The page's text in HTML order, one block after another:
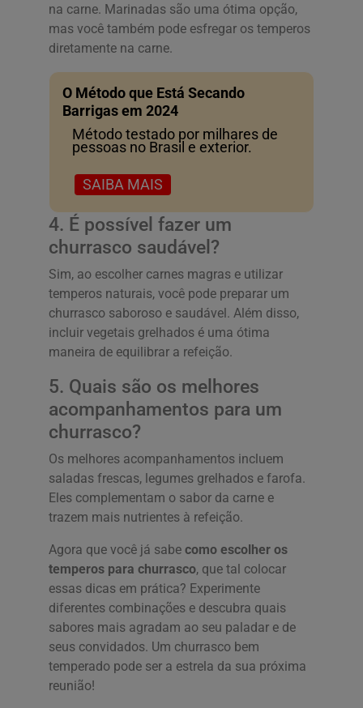
na carne. Marinadas são uma ótima opção,
mas você também pode esfregar os temperos
diretamente na carne.
O Método que Está Secando
Barrigas em 2024
Método testado por milhares de
pessoas no Brasil e exterior.
SAIBA MAIS
4. É possível fazer um
churrasco saudável?
Sim, ao escolher carnes magras e utilizar
temperos naturais, você pode preparar um
churrasco saboroso e saudável. Além disso,
incluir vegetais grelhados é uma ótima
maneira de equilibrar a refeição.
5. Quais são os melhores
acompanhamentos para um
churrasco?
Os melhores acompanhamentos incluem
saladas frescas, legumes grelhados e farofa.
Eles complementam o sabor da carne e
trazem mais nutrientes à refeição.
Agora que você já sabe como escolher os
temperos para churrasco, que tal colocar
essas dicas em prática? Experimente
diferentes combinações e descubra quais
sabores mais agradam ao seu paladar e de
seus convidados. Um churrasco bem
temperado pode ser a estrela da sua próxima
reunião!